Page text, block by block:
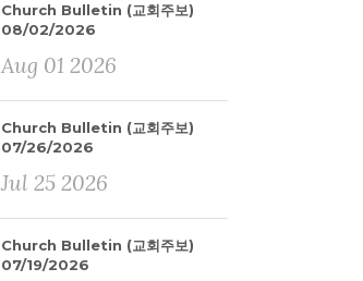
Church Bulletin (교회주보)
08/02/2026
Aug 01 2026
Church Bulletin (교회주보)
07/26/2026
Jul 25 2026
Church Bulletin (교회주보)
07/19/2026